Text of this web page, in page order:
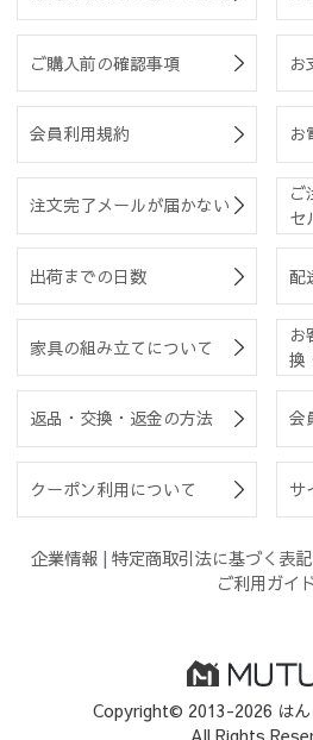
ご購入前の確認事項 お
会員利用規約 お
注文完了メールが届かない
ご
セ
出荷までの日数 配
家具の組み立てについて
お
換
返品・交換・返金の方法 会
クーポン利用について サ
企業情報 | 特定商取引法に基づく表記
ご利用ガイ
Copyright© 2013-2026 はん
All Rights